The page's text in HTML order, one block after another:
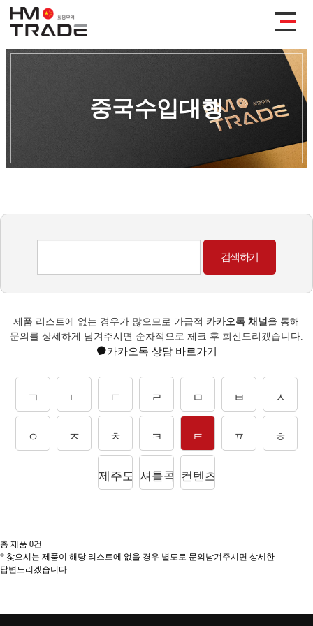
중국수입대행
제품 리스트에 없는 경우가 많으므로 가급적 카카오톡 채널 을 통해
문의를 상세하게 남겨주시면 순차적으로 체크 후 회신드리겠습니다.
카카오톡 상담 바로가기
ㄱ ㄴ ㄷ ㄹ ㅁ ㅂ ㅅ
ㅇ ㅈ ㅊ ㅋ ㅌ ㅍ ㅎ
제주도상품셔틀콕 컨텐츠
총 제품 0건
* 찾으시는 제품이 해당 리스트에 없을 경우 별도로 문의남겨주시면 상세한
답변드리겠습니다.